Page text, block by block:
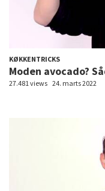
KØKKENTRICKS
Moden avocado?
27.481 views 24. marts 2022